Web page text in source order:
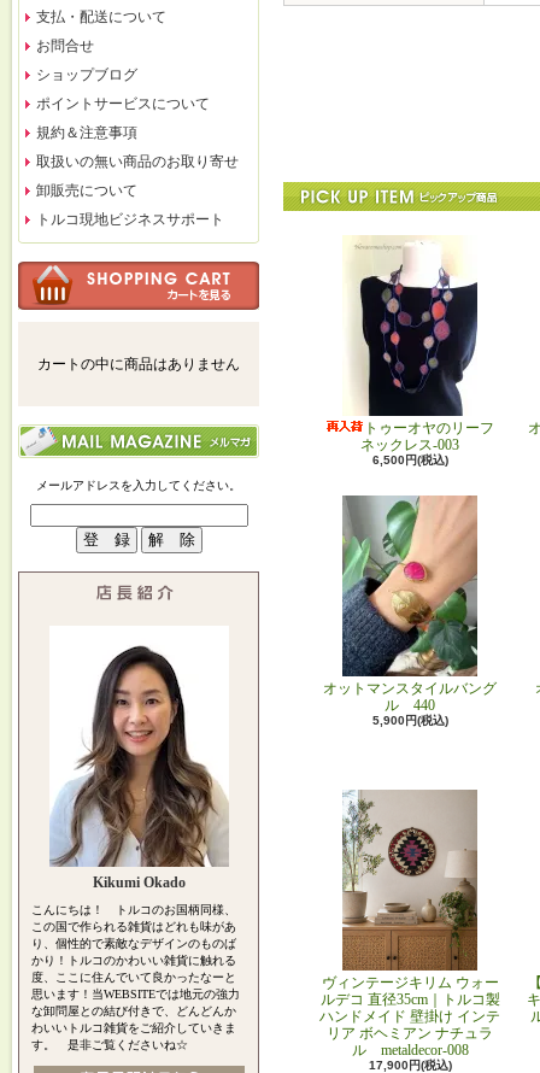
支払・配送について
お問合せ
ショップブログ
ポイントサービスについて
規約＆注意事項
取扱いの無い商品のお取り寄せ
卸販売について
トルコ現地ビジネスサポート
カートの中に商品はありません
メールアドレスを入力してください。
Kikumi Okado
こんにちは！ トルコのお国柄同様、
この国で作られる雑貨はどれも味があ
り、個性的で素敵なデザインのものば
かり！トルコのかわいい雑貨に触れる
度、ここに住んでいて良かったなーと
思います！当WEBSITEでは地元の強力
な卸問屋との結び付きで、どんどんか
わいいトルコ雑貨をご紹介していきま
す。 是非ご覧くださいね☆
トゥーオヤのリーフ
ネックレス-003
6,500円(税込)
オットマンスタイルバング
ル 440
5,900円(税込)
ヴィンテージキリム ウォー
ルデコ 直径35cm｜トルコ製
ハンドメイド 壁掛け インテ
リア ボヘミアン ナチュラ
ル metaldecor-008
17,900円(税込)